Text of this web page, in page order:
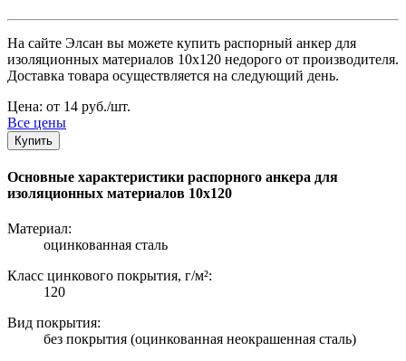
На сайте Элсан вы можете купить распорный анкер для
изоляционных материалов 10х120 недорого от производителя.
Доставка товара осуществляется на следующий день.
Цена: от 14 руб./шт.
Все цены
Купить
Основные характеристики распорного анкера для
изоляционных материалов 10х120
Материал:
оцинкованная сталь
Класс цинкового покрытия, г/м²:
120
Вид покрытия:
без покрытия (оцинкованная неокрашенная сталь)